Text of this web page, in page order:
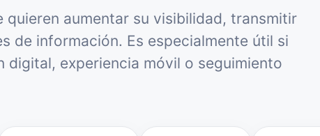
quieren aumentar su visibilidad, transmitir
de información. Es especialmente útil si
digital, experiencia móvil o seguimiento